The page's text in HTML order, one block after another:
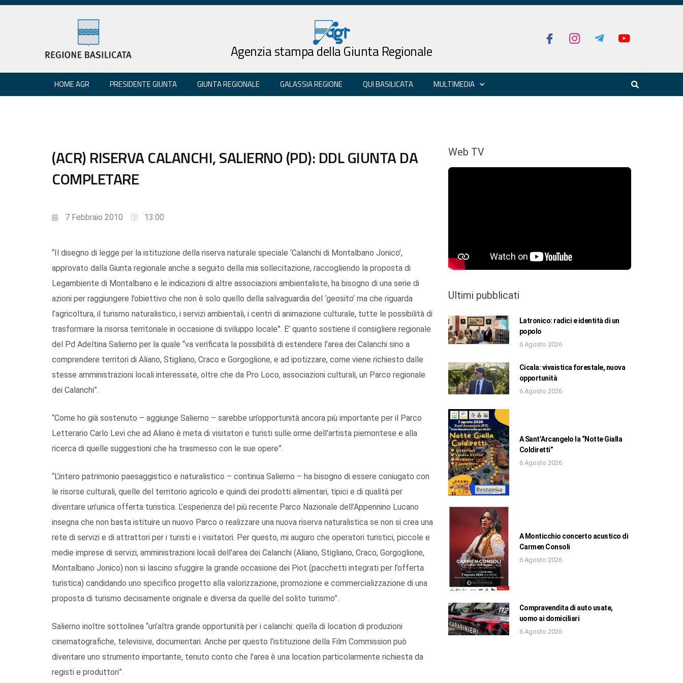
Agenzia stampa della Giunta Regionale
HOME AGR PRESIDENTE GIUNTA GIUNTA REGIONALE GALASSIA REGIONE QUI BASILICATA MULTIMEDIA
(ACR) RISERVA CALANCHI, SALIERNO (PD): DDL GIUNTA DA
COMPLETARE
7 Febbraio 2010 13:00
“Il disegno di legge per la istituzione della riserva naturale speciale ‘Calanchi di Montalbano Jonico’,
approvato dalla Giunta regionale anche a seguito della mia sollecitazione, raccogliendo la proposta di
Legambiente di Montalbano e le indicazioni di altre associazioni ambientaliste, ha bisogno di una serie di
azioni per raggiungere l’obiettivo che non è solo quello della salvaguardia del ‘geosito’ ma che riguarda
l’agricoltura, il turismo naturalistico, i servizi ambientali, i centri di animazione culturale, tutte le possibilità di
trasformare la risorsa territoriale in occasione di sviluppo locale”. E’ quanto sostiene il consigliere regionale
del Pd Adeltina Salierno per la quale “va verificata la possibilità di estendere l’area dei Calanchi sino a
comprendere territori di Aliano, Stigliano, Craco e Gorgoglione, e ad ipotizzare, come viene richiesto dalle
stesse amministrazioni locali interessate, oltre che da Pro Loco, associazioni culturali, un Parco regionale
dei Calanchi”.
“Come ho già sostenuto – aggiunge Salierno – sarebbe un’opportunità ancora più importante per il Parco
Letterario Carlo Levi che ad Aliano è meta di visitatori e turisti sulle orme dell’artista piemontese e alla
ricerca di quelle suggestioni che ha trasmesso con le sue opere”.
“L’intero patrimonio paesaggistico e naturalistico – continua Salierno – ha bisogno di essere coniugato con
le risorse culturali, quelle del territorio agricolo e quindi dei prodotti alimentari, tipici e di qualità per
diventare un’unica offerta turistica. L’esperienza del più recente Parco Nazionale dell’Appennino Lucano
insegna che non basta istituire un nuovo Parco o realizzare una nuova riserva naturalistica se non si crea una
rete di servizi e di attrattori per i turisti e i visitatori. Per questo, mi auguro che operatori turistici, piccole e
medie imprese di servizi, amministrazioni locali dell’area dei Calanchi (Aliano, Stigliano, Craco, Gorgoglione,
Montalbano Jonico) non si lascino sfuggire la grande occasione dei Piot (pacchetti integrati per l’offerta
turistica) candidando uno specifico progetto alla valorizzazione, promozione e commercializzazione di una
proposta di turismo decisamente originale e diversa da quelle del solito turismo”.
Salierno inoltre sottolinea “un’altra grande opportunità per i calanchi: quella di location di produzioni
cinematografiche, televisive, documentari. Anche per questo l’istituzione della Film Commission può
diventare uno strumento importante, tenuto conto che l’area è una location particolarmente richiesta da
registi e produttori”.
Web TV
Ultimi pubblicati
Latronico: radici e identità di un
popolo
6 Agosto 2026
Cicala: vivaistica forestale, nuova
opportunità
6 Agosto 2026
A Sant’Arcangelo la “Notte Gialla
Coldiretti”
6 Agosto 2026
A Monticchio concerto acustico di
Carmen Consoli
6 Agosto 2026
Compravendita di auto usate,
uomo ai domiciliari
6 Agosto 2026